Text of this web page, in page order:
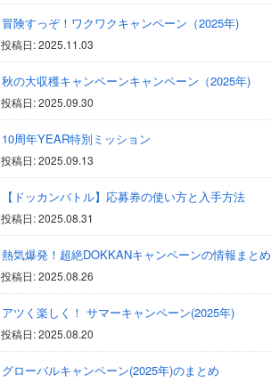
冒険すっぞ！ワクワクキャンペーン（2025年)
投稿日: 2025.11.03
秋の大収穫キャンペーンキャンペーン（2025年)
投稿日: 2025.09.30
10周年YEAR特別ミッション
投稿日: 2025.09.13
【ドッカンバトル】応募券の使い方と入手方法
投稿日: 2025.08.31
熱気爆発！超絶DOKKANキャンペーンの情報まとめ
投稿日: 2025.08.26
アツく楽しく！ サマーキャンペーン(2025年)
投稿日: 2025.08.20
グローバルキャンペーン(2025年)のまとめ